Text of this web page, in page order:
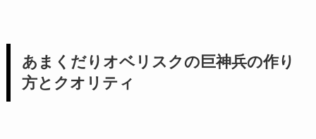
あまくだりオベリスクの巨神兵の作り
方とクオリティ